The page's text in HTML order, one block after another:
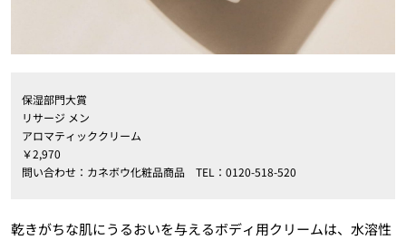
保湿部門大賞
リサージ メン
アロマティッククリーム
￥2,970
問い合わせ：カネボウ化粧品商品 TEL：0120-518-520
乾きがちな肌にうるおいを与えるボディ用クリームは、水溶性